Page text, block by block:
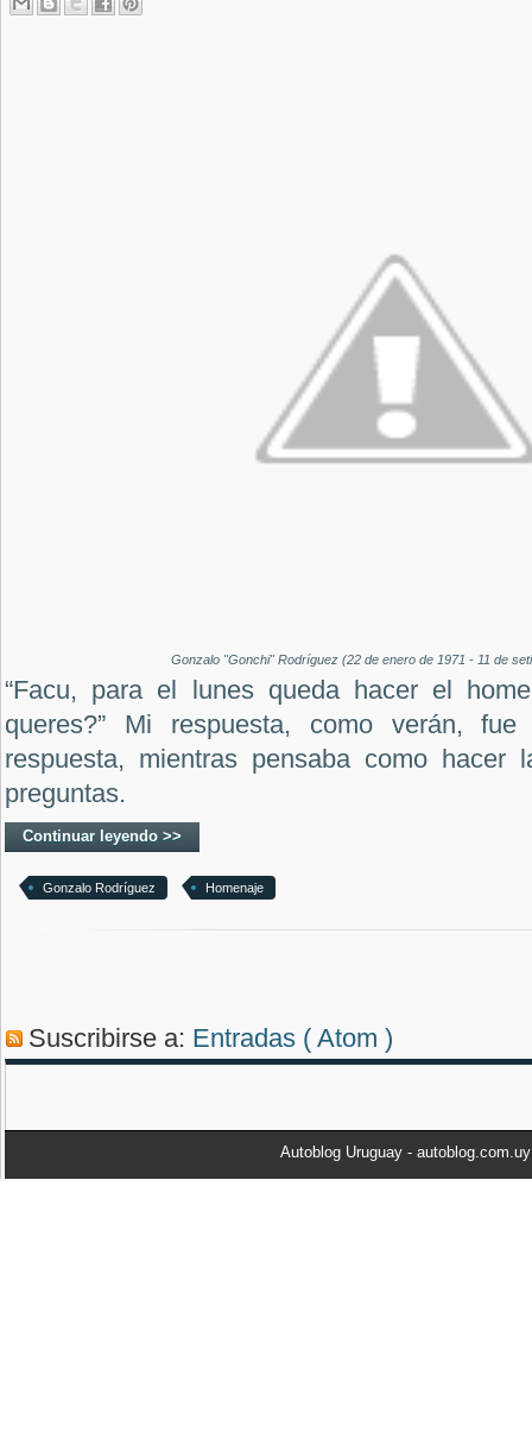
Gonzalo "Gonchi" Rodríguez (22 de enero de 1971 - 11 de
“Facu, para el lunes queda hacer el
queres?” Mi respuesta, como verán,
respuesta, mientras pensaba como hacer
preguntas.
Continuar leyendo >>
Gonzalo Rodríguez Homenaje
Suscribirse a: Entradas ( Atom )
Autoblog Uruguay -